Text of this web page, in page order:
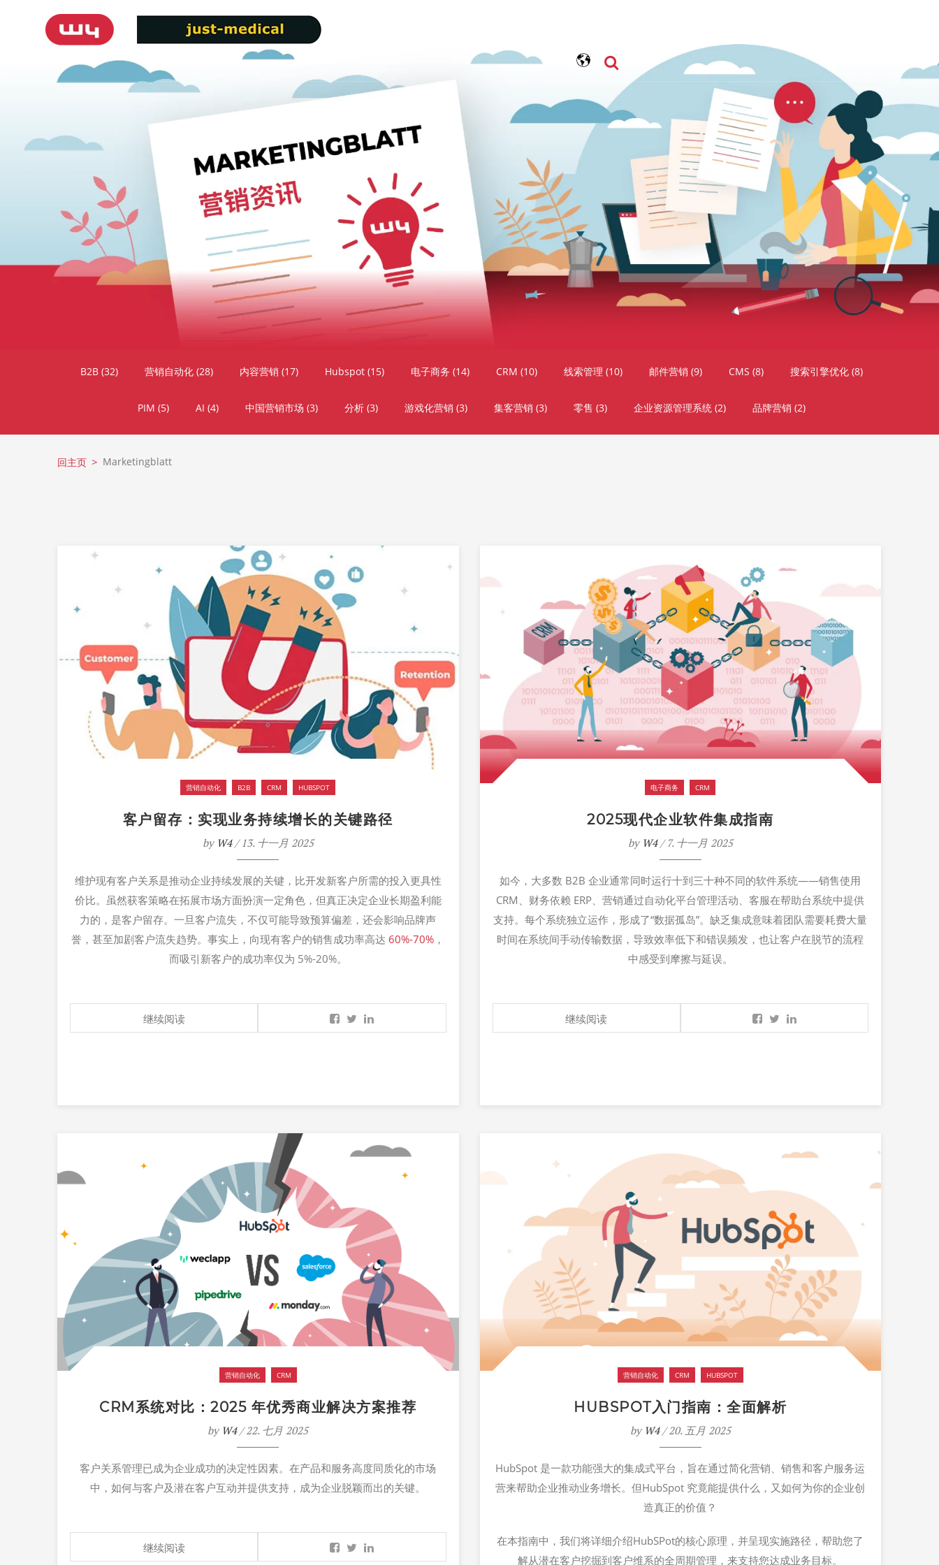
B2B (32) 营销自动化 (28) 内容营销 (17) Hubspot (15) 电子商务 (14) CRM (10) 线索管理 (10) 邮件营销 (9) CMS (8) 搜索引擎优化 (8)
PIM (5) AI (4) 中国营销市场 (3) 分析 (3) 游戏化营销 (3) 集客营销 (3) 零售 (3) 企业资源管理系统 (2) 品牌营销 (2)
回主页 Marketingblatt
营销自动化 B2B CRM HUBSPOT
客户留存：实现业务持续增长的关键路径
by W4/ 13. 十一月 2025
维护现有客户关系是推动企业持续发展的关键，比开发新客户所需的投入更具性
价比。虽然获客策略在拓展市场方面扮演一定角色，但真正决定企业长期盈利能
力的，是客户留存。一旦客户流失，不仅可能导致预算偏差，还会影响品牌声
誉，甚至加剧客户流失趋势。事实上，向现有客户的销售成功率高达 60%-70% ，
而吸引新客户的成功率仅为 5%-20%。
继续阅读
电子商务 CRM
2025现代企业软件集成指南
by W4/ 7. 十一月 2025
如今，大多数 B2B 企业通常同时运行十到三十种不同的软件系统——销售使用
CRM、财务依赖 ERP、营销通过自动化平台管理活动、客服在帮助台系统中提供
支持。每个系统独立运作，形成了“数据孤岛”。缺乏集成意味着团队需要耗费大量
时间在系统间手动传输数据，导致效率低下和错误频发，也让客户在脱节的流程
中感受到摩擦与延误。
继续阅读
营销自动化 CRM
CRM系统对比：2025 年优秀商业解决方案推荐
by W4/ 22. 七月 2025
客户关系管理已成为企业成功的决定性因素。在产品和服务高度同质化的市场
中，如何与客户及潜在客户互动并提供支持，成为企业脱颖而出的关键。
继续阅读
营销自动化 CRM HUBSPOT
HUBSPOT入门指南：全面解析
by W4/ 20. 五月 2025
HubSpot 是一款功能强大的集成式平台，旨在通过简化营销、销售和客户服务运
营来帮助企业推动业务增长。但HubSpot 究竟能提供什么，又如何为你的企业创
造真正的价值？
在本指南中，我们将详细介绍HubSPot的核心原理 ， 并呈现实施路径 ，帮助您了
解从潜在客户挖掘到客户维系的全周期管理 ，来支持您达成业务目标。